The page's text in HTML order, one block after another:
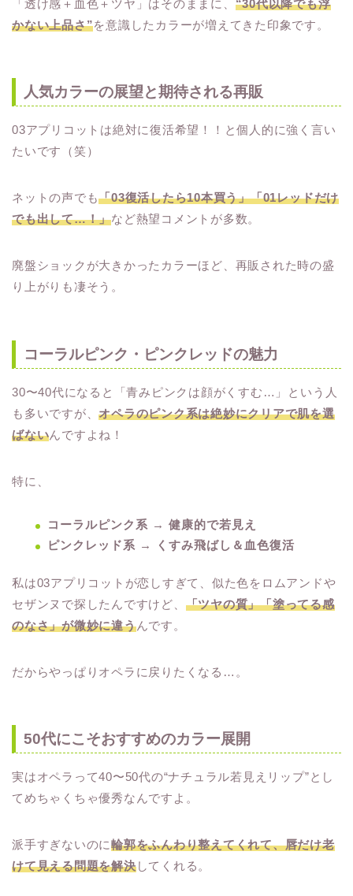
「透け感＋血色＋ツヤ」はそのままに、 “30代以降でも浮
かない上品さ”を意識したカラーが増えてきた印象です。
人気カラーの展望と期待される再販
03アプリコットは絶対に復活希望！！と個人的に強く言い
たいです（笑）
ネットの声でも「03復活したら10本買う」「01レッドだけ
でも出して…！」など熱望コメントが多数。
廃盤ショックが大きかったカラーほど、再販された時の盛
り上がりも凄そう。
コーラルピンク・ピンクレッドの魅力
30〜40代になると「青みピンクは顔がくすむ…」という人
も多いですが、オペラのピンク系は絶妙にクリアで肌を選
ばないんですよね！
特に、
コーラルピンク系 → 健康的で若見え
ピンクレッド系 → くすみ飛ばし＆血色復活
私は03アプリコットが恋しすぎて、似た色をロムアンドや
セザンヌで探したんですけど、 「ツヤの質」「塗ってる感
のなさ」が微妙に違うんです。
だからやっぱりオペラに戻りたくなる…。
50代にこそおすすめのカラー展開
実はオペラって40〜50代の“ナチュラル若見えリップ”とし
てめちゃくちゃ優秀なんですよ。
派手すぎないのに輪郭をふんわり整えてくれて、唇だけ老
けて見える問題を解決してくれる。